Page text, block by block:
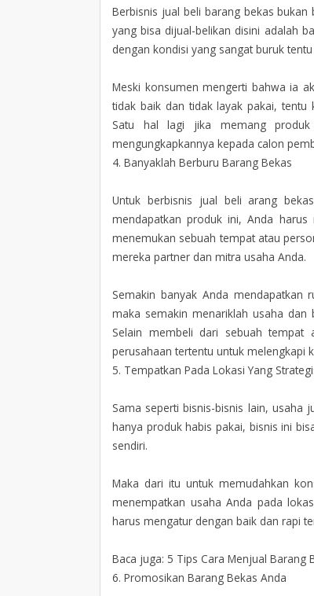
Berbisnis jual beli barang bekas
yang bisa dijual-belikan disini adalah
dengan kondisi yang sangat buruk
Meski konsumen mengerti bahwa ia
tidak baik dan tidak layak pakai, tentu
Satu hal lagi jika memang
mengungkapkannya kepada calon
4. Banyaklah Berburu Barang Bekas
Untuk berbisnis jual beli arang
mendapatkan produk ini, Anda
menemukan sebuah tempat atau
mereka partner dan mitra usaha Anda.
Semakin banyak Anda
maka semakin menariklah usaha
Selain membeli dari sebuah tempat
perusahaan tertentu untuk melengkapi
5. Tempatkan Pada Lokasi Yang
Sama seperti bisnis-bisnis lain, usaha
hanya produk habis pakai, bisnis ini
sendiri.
Maka dari itu untuk memudahkan
menempatkan usaha Anda pada
harus mengatur dengan baik dan rapi
Baca juga: 5 Tips Cara Menjual Barang
6. Promosikan Barang Bekas Anda